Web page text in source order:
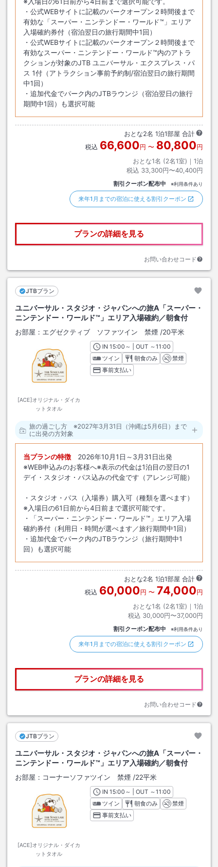
・公式WEBサイトに記載のパークオープン２時間後まで
有効な「スーパー・ニンテンドー・ワールド™」エリア
入場確約券付（宿泊翌日の旅行期間中1回）
・公式WEBサイトに記載のパークオープン２時間後まで
有効なスーパー・ニンテンドー・ワールド™内のアトラ
クションが対象のJTB ユニバーサル・エクスプレス・パ
ス 1付（アトラクション事前予約制/宿泊翌日の旅行期間
中1回）
・追加代金でパーク内のJTBラウンジ（宿泊翌日の旅行
期間中1回）も選択可能
おとな2名 1泊1部屋 合計
税込 66,600円 〜 80,800円
おとな1名 (2名1室)｜ 1泊
税込 33,300円〜40,400円
割引クーポン配布中 ※利用条件あり
来年1月までの宿泊に使える割引クーポン
プランの詳細を見る
お問い合わせコード
JTBプラン
ユニバーサル・スタジオ・ジャパンへの旅A「スーパー・
ニンテンドー・ワールド™」エリア入場確約／朝食付
お部屋： エグゼクティブ ソファツイン 禁煙 /20平米
[ACE]オリジナル・ダイカ
ットタオル
INチェックイン
15:00 ～ | OUT チェックアウト
～11:00
ツイン
朝食のみ
禁煙
事前支払い
旅の過ごし方 ※2027年3月31日（沖縄は5月6日）まで
に出発の方対象
当プランの特徴 2026年10月1日～3月31日出発
※WEB申込みのお客様へ※表示の代金は1泊目の翌日の1
デイ・スタジオ・パス込みの代金です（アレンジ可能）
・スタジオ・パス（入場券）購入可（種類を選べます）
※入場日の61日前から4日前まで選択可能です。
・「スーパー・ニンテンドー・ワールド™」エリア入場
確約券付（利用日・時間が選べます／旅行期間中1回）
・追加代金でパーク内のJTBラウンジ（旅行期間中1
回）も選択可能
おとな2名 1泊1部屋 合計
税込 60,000円 〜 74,000円
おとな1名 (2名1室)｜ 1泊
税込 30,000円〜37,000円
割引クーポン配布中 ※利用条件あり
来年1月までの宿泊に使える割引クーポン
プランの詳細を見る
お問い合わせコード
JTBプラン
ユニバーサル・スタジオ・ジャパンへの旅A「スーパー・
ニンテンドー・ワールド™」エリア入場確約／朝食付
お部屋： コーナーソファツイン 禁煙 /22平米
[ACE]オリジナル・ダイカ
ットタオル
INチェックイン
15:00 ～ | OUT チェックアウト
～11:00
ツイン
朝食のみ
禁煙
事前支払い